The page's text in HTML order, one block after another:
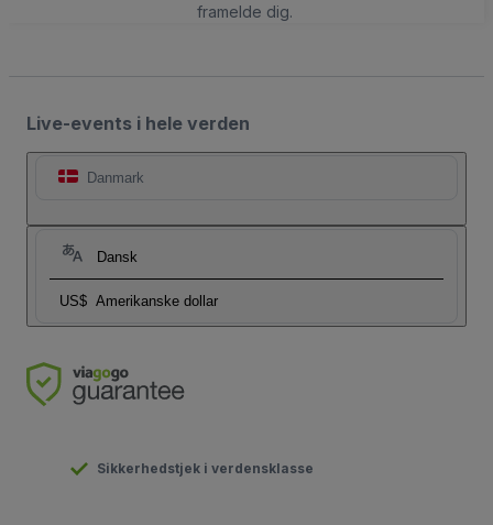
framelde dig.
Live-events i hele verden
Danmark
Dansk
US$ Amerikanske dollar
Sikkerhedstjek i verdensklasse